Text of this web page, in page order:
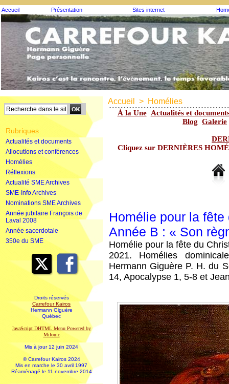
Accueil Présentation Sites internet
Rubriques
Actualités et documents
Allocutions et conférences
Homélies
Réflexions
Actualité SME Archives
SME-Info Archives
Nominations SME Archives
Année jubilaire François de
Laval 2008
Année sacerdotale
350e du SME
Droits réservés
Carrefour Kairos
Hermann Giguère
Québec
JavaScript DHTML Menu Powered by
Milonic
Mis à jour 12 juin 2024
© Carrefour Kairos 2024
Mis en marche le 30 avril 1997
Réaménagé le 11 novembre 2014
Accueil > Homélies
À la Une Actualités et
Blog Galerie
Cliquez sur DERNIÈRES
Homélie pour la
Année B : « Son
Homélie pour la fête du
2021. Homélies
Hermann Giguère P. H. du
14, Apocalypse 1, 5-8 et